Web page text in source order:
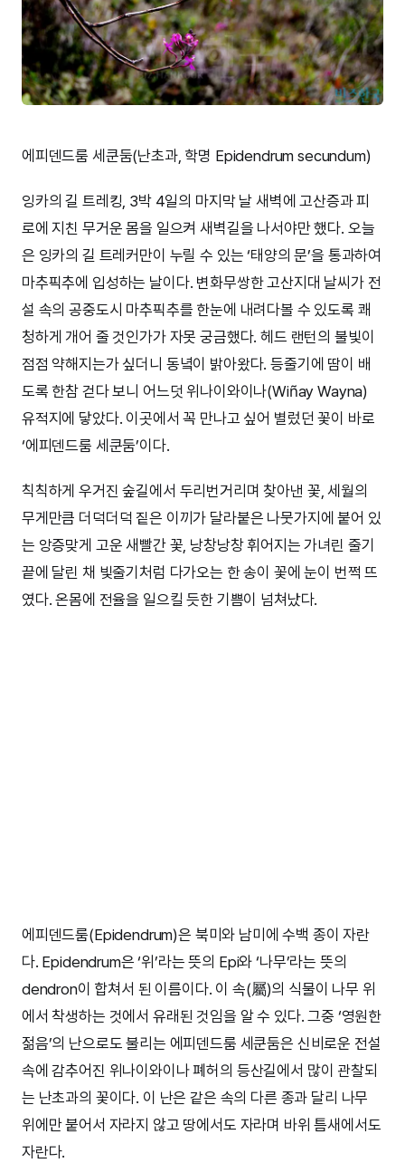
에피덴드룸 세쿤둠(난초과, 학명 Epidendrum secundum)
잉카의 길 트레킹, 3박 4일의 마지막 날 새벽에 고산증과 피
로에 지친 무거운 몸을 일으켜 새벽길을 나서야만 했다. 오늘
은 잉카의 길 트레커만이 누릴 수 있는 ‘태양의 문’을 통과하여
마추픽추에 입성하는 날이다. 변화무쌍한 고산지대 날씨가 전
설 속의 공중도시 마추픽추를 한눈에 내려다볼 수 있도록 쾌
청하게 개어 줄 것인가가 자못 궁금했다. 헤드 랜턴의 불빛이
점점 약해지는가 싶더니 동녘이 밝아왔다. 등줄기에 땀이 배
도록 한참 걷다 보니 어느덧 위나이와이나(Wiñay Wayna)
유적지에 닿았다. 이곳에서 꼭 만나고 싶어 별렀던 꽃이 바로
‘에피덴드룸 세쿤둠’이다.
칙칙하게 우거진 숲길에서 두리번거리며 찾아낸 꽃, 세월의
무게만큼 더덕더덕 짙은 이끼가 달라붙은 나뭇가지에 붙어 있
는 앙증맞게 고운 새빨간 꽃, 낭창낭창 휘어지는 가녀린 줄기
끝에 달린 채 빛줄기처럼 다가오는 한 송이 꽃에 눈이 번쩍 뜨
였다. 온몸에 전율을 일으킬 듯한 기쁨이 넘쳐났다.
에피덴드룸(Epidendrum)은 북미와 남미에 수백 종이 자란
다. Epidendrum은 ‘위’라는 뜻의 Epi와 ‘나무’라는 뜻의
dendron이 합쳐서 된 이름이다. 이 속(屬)의 식물이 나무 위
에서 착생하는 것에서 유래된 것임을 알 수 있다. 그중 ‘영원한
젊음’의 난으로도 불리는 에피덴드룸 세쿤둠은 신비로운 전설
속에 감추어진 위나이와이나 폐허의 등산길에서 많이 관찰되
는 난초과의 꽃이다. 이 난은 같은 속의 다른 종과 달리 나무
위에만 붙어서 자라지 않고 땅에서도 자라며 바위 틈새에서도
자란다.